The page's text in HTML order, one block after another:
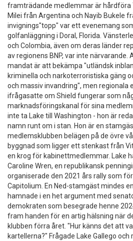
framträdande medlemmar är hårdföra
Milei från Argentina och Nayib Bukele
invignings"topp" var ett evenemang
golfanläggning i Doral, Florida.
och Colombia, även om deras länder
av regionens BNP, var inte närvarande.
mandat är att bekämpa "utländsk
kriminella och narkoterroristiska gäng
och massiv invandring", men regionala
ifrågasatte om Shield fungerar som
marknadsföringskanal för sina
inte ta Lake till Washington - hon är
namn runt om i stan. Hon är en
medlemsklubben belägen på de övre
byggnad som ligger ett stenkast från
en krog för kabinettmedlemmar. Lake
Caroline Wren, en republikansk
organiserade den 2021 års rally som
Capitolium. En Ned-stamgäst mindes
hamnade i en het argument med
demokraten som besegrade henne
fram handen för en artig hälsning när
klubben förra året. "Hur känns det att
kartellerna?" Frågade Lake Gallego